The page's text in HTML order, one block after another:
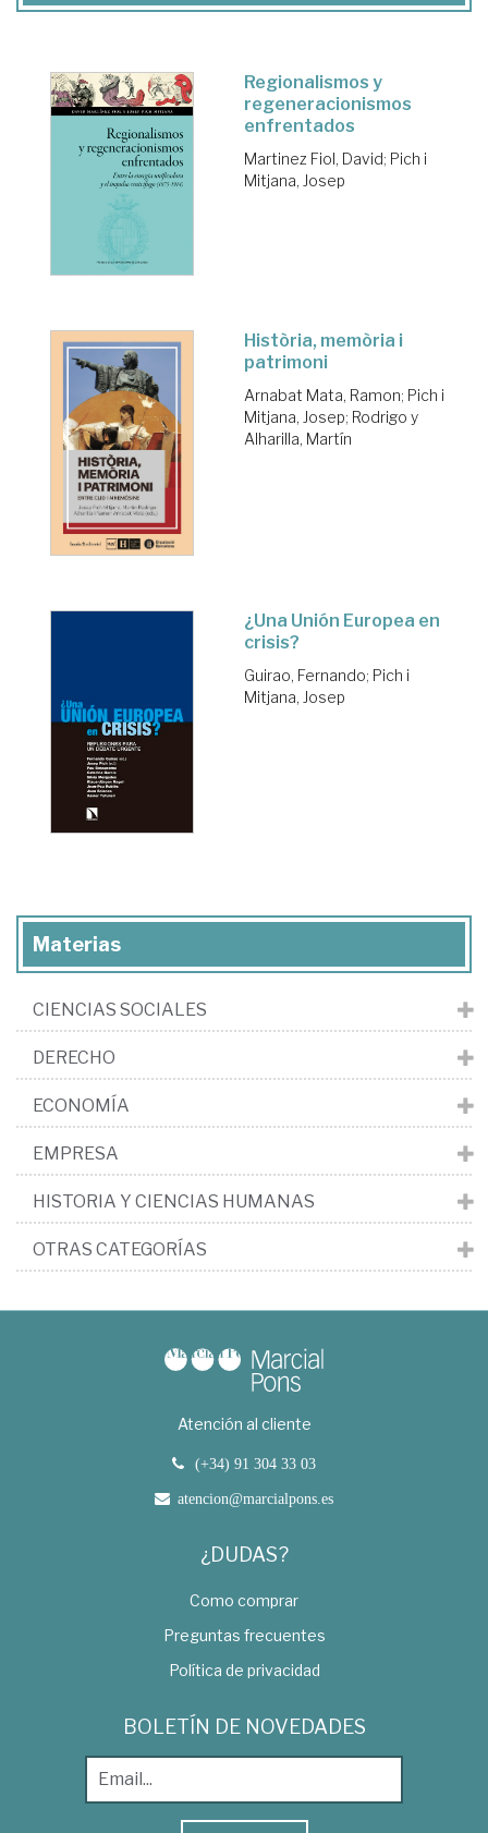
Regionalismos y
regeneracionismos
enfrentados
Martinez Fiol, David; Pich i
Mitjana, Josep
Història, memòria i
patrimoni
Arnabat Mata, Ramon; Pich i
Mitjana, Josep; Rodrigo y
Alharilla, Martín
¿Una Unión Europea en
crisis?
Guirao, Fernando; Pich i
Mitjana, Josep
Materias
CIENCIAS SOCIALES
DERECHO
ECONOMÍA
EMPRESA
HISTORIA Y CIENCIAS HUMANAS
OTRAS CATEGORÍAS
Atención al cliente
(+34) 91 304 33 03
atencion@marcialpons.es
¿DUDAS?
Como comprar
Preguntas frecuentes
Política de privacidad
BOLETÍN DE NOVEDADES